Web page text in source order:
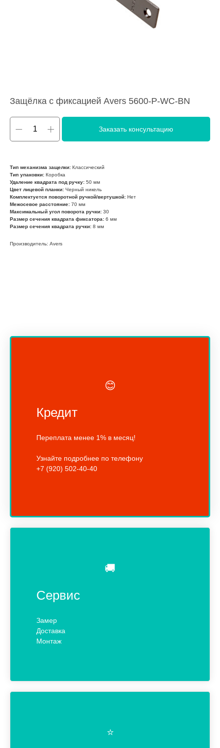
Защёлка с фиксацией Avers 5600-P-WC-BN
Заказать консультацию
Тип механизма защелки: Классический
Тип упаковки: Коробка
Удаление квадрата под ручку: 50 мм
Цвет лицевой планки: Черный никель
Комплектуется поворотной ручкой/вертушкой: Нет
Межосевое расстояние: 70 мм
Максимальный угол поворота ручки: 30
Размер сечения квадрата фиксатора: 6 мм
Размер сечения квадрата ручки: 8 мм
Производитель: Avers
😊
Кредит
Переплата менее 1% в месяц!
Узнайте подробнее по телефону
+7 (920) 502-40-40
🚚
Сервис
Замер
Доставка
Монтаж
⭐️